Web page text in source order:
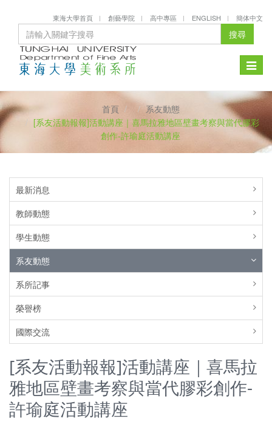
東海大學首頁 創藝學院 高中專區 ENGLISH 簡体中文
搜尋
Toggle
首頁
系友動態
[系友活動報報]活動講座｜喜馬拉雅地區壁畫考察與當代膠彩
創作-許瑜庭活動講座
最新消息
教師動態
學生動態
系友動態
系所記事
榮譽榜
國際交流
[系友活動報報]活動講座｜喜馬拉
雅地區壁畫考察與當代膠彩創作-
許瑜庭活動講座